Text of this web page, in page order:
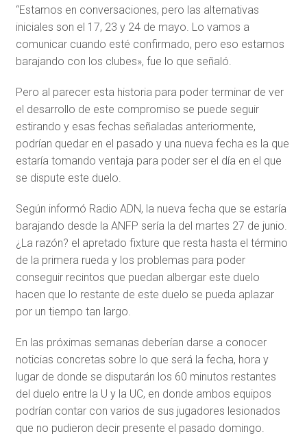
“Estamos en conversaciones, pero las alternativas
iniciales son el 17, 23 y 24 de mayo. Lo vamos a
comunicar cuando esté confirmado, pero eso estamos
barajando con los clubes», fue lo que señaló.
Pero al parecer esta historia para poder terminar de ver
el desarrollo de este compromiso se puede seguir
estirando y esas fechas señaladas anteriormente,
podrían quedar en el pasado y una nueva fecha es la que
estaría tomando ventaja para poder ser el día en el que
se dispute este duelo.
Según informó Radio ADN, la nueva fecha que se estaría
barajando desde la ANFP sería la del martes 27 de junio.
¿La razón? el apretado fixture que resta hasta el término
de la primera rueda y los problemas para poder
conseguir recintos que puedan albergar este duelo
hacen que lo restante de este duelo se pueda aplazar
por un tiempo tan largo.
En las próximas semanas deberían darse a conocer
noticias concretas sobre lo que será la fecha, hora y
lugar de donde se disputarán los 60 minutos restantes
del duelo entre la U y la UC, en donde ambos equipos
podrían contar con varios de sus jugadores lesionados
que no pudieron decir presente el pasado domingo.